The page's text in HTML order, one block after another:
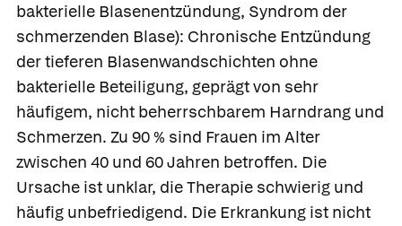
bakterielle Blasenentzündung, Syndrom der
schmerzenden Blase): Chronische Entzündung
der tieferen Blasenwandschichten ohne
bakterielle Beteiligung, geprägt von sehr
häufigem, nicht beherrschbarem Harndrang und
Schmerzen. Zu 90 % sind Frauen im Alter
zwischen 40 und 60 Jahren betroffen. Die
Ursache ist unklar, die Therapie schwierig und
häufig unbefriedigend. Die Erkrankung ist nicht